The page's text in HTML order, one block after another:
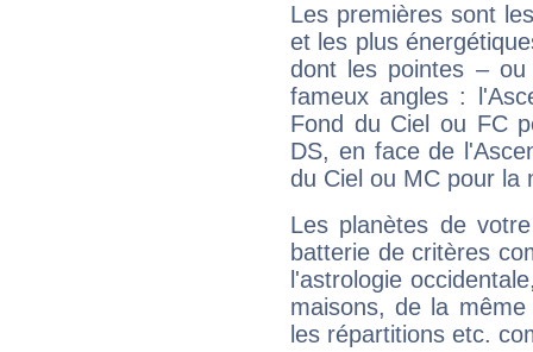
Les premières sont
et les plus
dont les pointes –
fameux angles :
Fond du Ciel ou FC
DS, en face de
du Ciel ou MC pour la
Les planètes de
batterie de critères
l'astrologie
maisons, de la
les répartitions etc.